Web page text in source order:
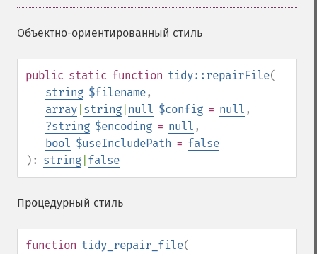
Объектно-ориентированный стиль
public static function tidy::repairFile(
string $filename,
array string null $config = null ,
?string $encoding = null ,
bool $useIncludePath = false
): string false
Процедурный стиль
function tidy_repair_file(